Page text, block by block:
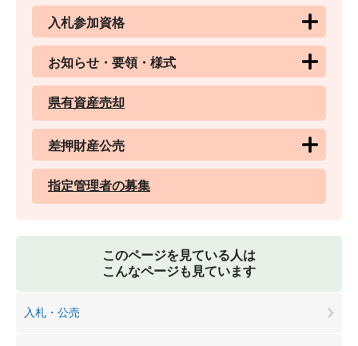
入札参加資格
お知らせ・要領・様式
県有資産売却
差押財産公売
指定管理者の募集
このページを見ている人は
こんなページも見ています
入札・公売